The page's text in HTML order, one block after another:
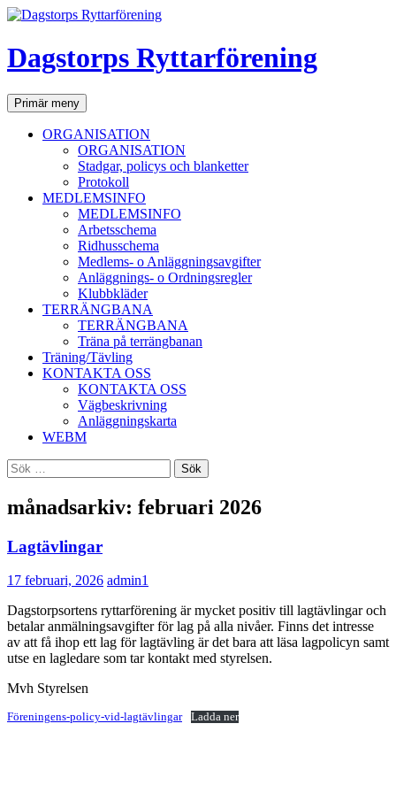
Dagstorps Ryttarförening
SökPrimär meny Hoppa
till
innehåll
ORGANISATION
ORGANISATION
Stadgar, policys och blanketter
Protokoll
MEDLEMSINFO
MEDLEMSINFO
Arbetsschema
Ridhusschema
Medlems- o Anläggningsavgifter
Anläggnings- o Ordningsregler
Klubbkläder
TERRÄNGBANA
TERRÄNGBANA
Träna på terrängbanan
Träning/Tävling
KONTAKTA OSS
KONTAKTA OSS
Vägbeskrivning
Anläggningskarta
WEBM
Sök
efter:
månadsarkiv: februari 2026
Lagtävlingar
17 februari, 2026 admin1
Dagstorpsortens ryttarförening är mycket positiv till lagtävlingar och
betalar anmälningsavgifter för lag på alla nivåer. Finns det intresse
av att få ihop ett lag för lagtävling är det bara att läsa lagpolicyn samt
utse en lagledare som tar kontakt med styrelsen.
Mvh Styrelsen
Föreningens-policy-vid-lagtävlingar Ladda ner